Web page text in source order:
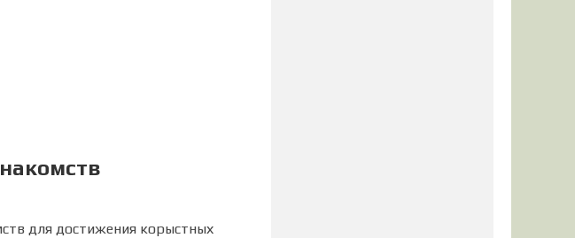
для достижения корыстных